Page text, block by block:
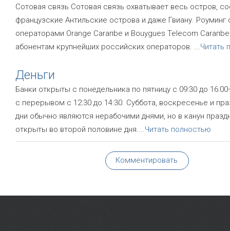
Сотовая связь Сотовая связь охватывает весь остров,
французские Антильские острова и даже Гвиану.
операторами Orange Caraпbe и Bouygues Telecom
абонентам крупнейших российских операторов. ...Читать
Деньги
Банки открыты с понедельника по пятницу с 09:30 до
с перерывом с 12:30 до 14:30. Суббота, воскресенье и
дни обычно являются нерабочими днями, но в канун
открыты во второй половине дня....Читать полностью
Комментировать